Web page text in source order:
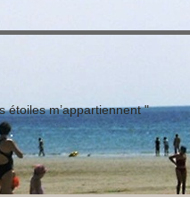
étoiles m’appartiennent "